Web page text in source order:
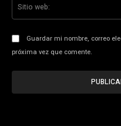
Guardar mi nombre, correo
próxima vez que comente.